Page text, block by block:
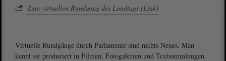
Zum virtuellen Rundgang des Landtags (Link)
Virtuelle Rundgänge durch Parlamente sind nichts Neues. Man
kennt sie produziert in Filmen, Fotogalerien und Textsammlungen.